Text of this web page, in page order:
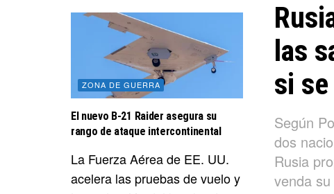
las
si
Según
dos
Rusia
venda
ZONA DE GUERRA
El nuevo B-21 Raider asegura su
rango de ataque intercontinental
La Fuerza Aérea de EE. UU.
acelera las pruebas de vuelo y